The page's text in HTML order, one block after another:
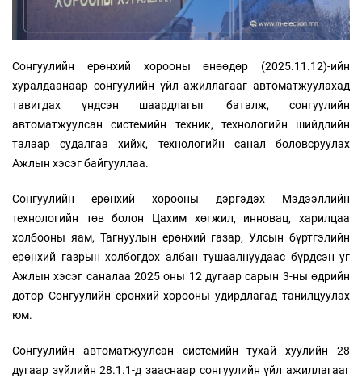
Сонгуулийн ерөнхий хорооны өнөөдөр (2025.11.12)-ийн
хуралдаанаар сонгуулийн үйл ажиллагааг автоматжуулахад
тавигдах үндсэн шаардлагыг баталж, сонгуулийн
автоматжуулсан системийн техник, технологийн шийдлийн
талаар судалгаа хийж, технологийн санал боловсруулах
Ажлын хэсэг байгууллаа.
Сонгуулийн ерөнхий хорооны дэргэдэх Мэдээллийн
технологийн төв болон Цахим хөгжил, инновац, харилцаа
холбооны яам, Тагнуулын ерөнхий газар, Улсын бүртгэлийн
ерөнхий газрын холбогдох албан тушаалнуудаас бүрдсэн уг
Ажлын хэсэг саналаа 2025 оны 12 дугаар сарын 3-ны өдрийн
дотор Сонгуулийн ерөнхий хорооны удирдлагад танилцуулах
юм.
Сонгуулийн автоматжуулсан системийн тухай хуулийн 28
дугаар зүйлийн 28.1.1-д зааснаар сонгуулийн үйл ажиллагааг